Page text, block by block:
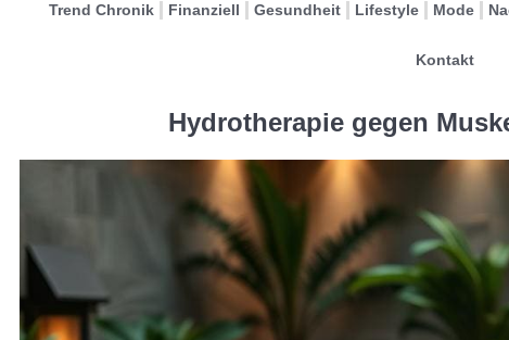
Trend Chronik Finanziell Gesundheit Lifestyle Mode
Kontakt
Hydrotherapie gegen